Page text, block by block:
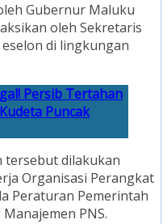
Gubernur Maluku
oleh Sekretaris
di lingkungan
Persib Tertahan
Puncak
tersebut dilakukan
Organisasi Perangkat
Peraturan Pemerintah
PNS.